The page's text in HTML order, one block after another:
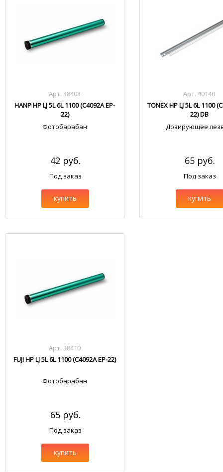
Арт. 38403
HANP HP LJ 5L 6L 1100 (C4092A EP-
22)
Фотобарабан
42 руб.
Под заказ
купить
Арт. 40140
TONEX HP LJ 5L 6L 1100
22) DB
Дозирующее
65 руб.
Под заказ
купить
Арт. 38410
FUJI HP LJ 5L 6L 1100 (C4092A EP-22)
Фотобарабан
65 руб.
Под заказ
купить